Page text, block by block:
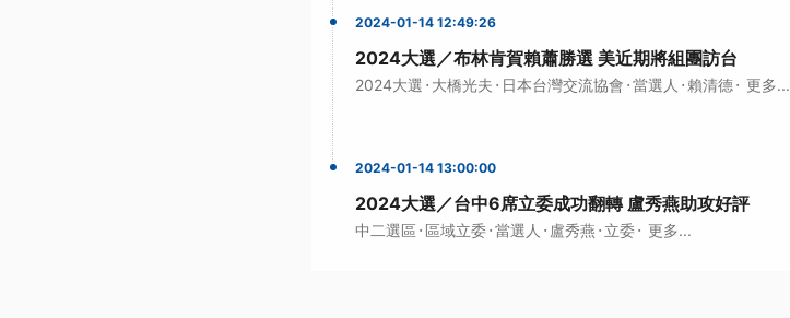
2024-01-14 12:49:26
2024大選／布林肯賀賴蕭勝選 美近期將組團訪台
2024大選 · 大橋光夫 · 日本台灣交流協會 ·當選人 · 賴清德· 更多...
2024-01-14 13:00:00
2024大選／台中6席立委成功翻轉 盧秀燕助攻好評
中二選區 · 區域立委·當選人 · 盧秀燕 · 立委· 更多...